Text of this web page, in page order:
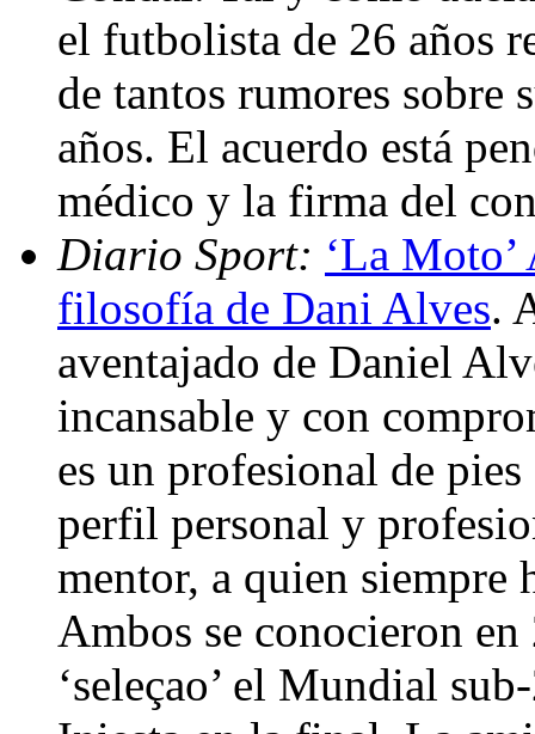
el futbolista de 26 años
de tantos rumores
años. El acuerdo está
médico y la firma del
Diario Sport: ‘La
filosofía de Dani Alves.
aventajado de Daniel
incansable y con
es un profesional de
perfil personal y
mentor, a quien siempre
Ambos se conocieron
‘seleçao’ el Mundial